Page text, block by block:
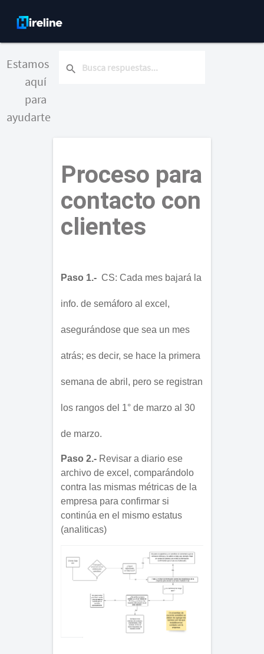
Estamos
aquí
para
ayudarte
search
Proceso para
contacto con
clientes
Paso 1.- CS: Cada mes bajará la
info. de semáforo al excel,
asegurándose que sea un mes
atrás; es decir, se hace la primera
semana de abril, pero se registran
los rangos del 1° de marzo al 30
de marzo.
Paso 2.- Revisar a diario ese
archivo de excel, comparándolo
contra las mismas métricas de la
empresa para confirmar si
continúa en el mismo estatus
(analiticas)